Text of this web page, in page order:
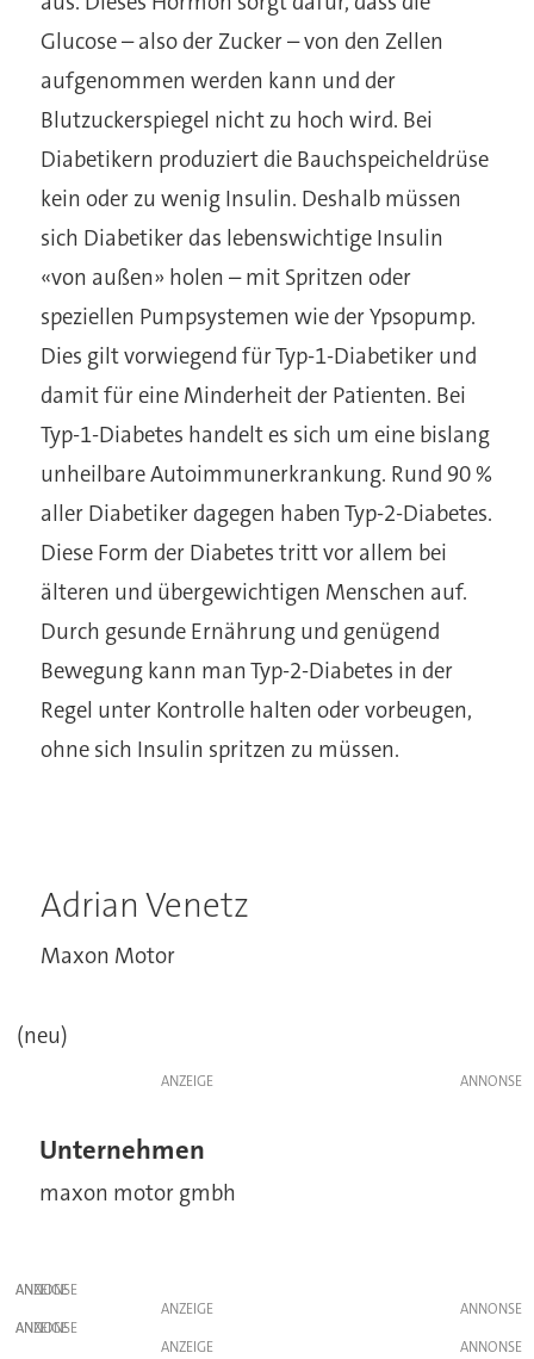
Glucose – also der Zucker – von den Zellen
aufgenommen werden kann und der
Blutzuckerspiegel nicht zu hoch wird. Bei
Diabetikern produziert die Bauchspeicheldrüse
kein oder zu wenig Insulin. Deshalb müssen
sich Diabetiker das lebenswichtige Insulin
«von außen» holen – mit Spritzen oder
speziellen Pumpsystemen wie der Ypsopump.
Dies gilt vorwiegend für Typ-1-Diabetiker und
damit für eine Minderheit der Patienten. Bei
Typ-1-Diabetes handelt es sich um eine bislang
unheilbare Autoimmunerkrankung. Rund 90 %
aller Diabetiker dagegen haben Typ-2-Diabetes.
Diese Form der Diabetes tritt vor allem bei
älteren und übergewichtigen Menschen auf.
Durch gesunde Ernährung und genügend
Bewegung kann man Typ-2-Diabetes in der
Regel unter Kontrolle halten oder vorbeugen,
ohne sich Insulin spritzen zu müssen.
Adrian Venetz
Maxon Motor
(neu)
ANZEIGE
Unternehmen
maxon motor gmbh
ANZEIGE
ANZEIGE
ANZEIGE
ANZEIGE